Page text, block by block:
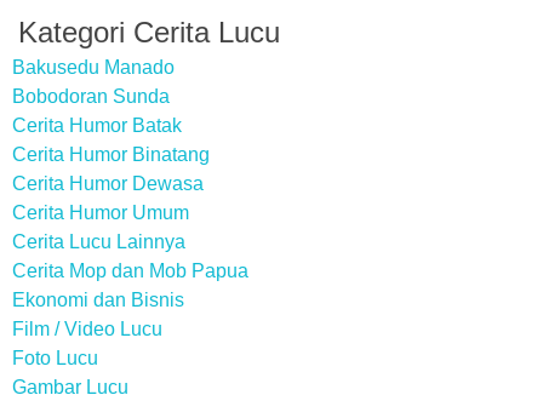
Kategori Cerita Lucu
Bakusedu Manado
Bobodoran Sunda
Cerita Humor Batak
Cerita Humor Binatang
Cerita Humor Dewasa
Cerita Humor Umum
Cerita Lucu Lainnya
Cerita Mop dan Mob Papua
Ekonomi dan Bisnis
Film / Video Lucu
Foto Lucu
Gambar Lucu